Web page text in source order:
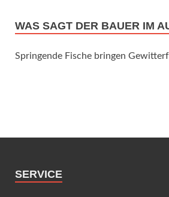
WAS SAGT DER BAUER IM
Springende Fische bringen
SERVICE